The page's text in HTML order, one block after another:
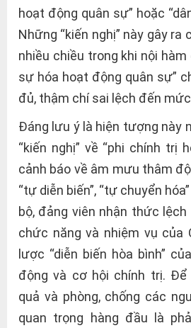
hoạt động quân sự” hoặc
Những “kiến nghị” này gây ra
nhiều chiều trong khi nội hàm
sự hóa hoạt động quân sự”
đủ, thậm chí sai lệch đến
Đáng lưu ý là hiện tượng này
“kiến nghị” về “phi chính trị
cảnh báo về âm mưu thâm
“tự diễn biến”, “tự chuyển
bộ, đảng viên nhận thức
chức năng và nhiệm vụ của
lược “diễn biến hòa bình”
động và cơ hội chính trị.
quả và phòng, chống các
quan trọng hàng đầu là